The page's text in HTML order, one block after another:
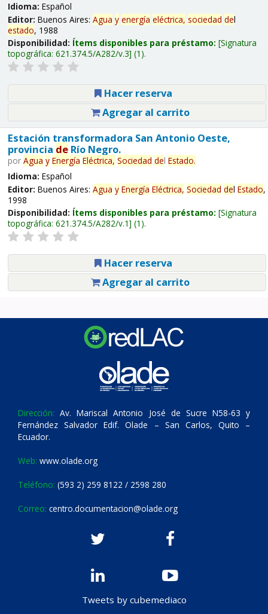
Idioma: Español
Editor: Buenos Aires: Agua y energía eléctrica, sociedad del
estado, 1988
Disponibilidad: Ítems disponibles para préstamo: Signatura
topográfica: 621.374.5/A282/v.3 (1).
Hacer reserva
Agregar al carrito
Estación transformadora San Antonio Oeste,
provincia deRío Negro.
por Agua y Energía Eléctrica, Sociedad del Estado.
Idioma: Español
Editor: Buenos Aires: Agua y Energía Eléctrica, Sociedad del Estado,
1998
Disponibilidad: Ítems disponibles para préstamo: Signatura
topográfica: 621.374.5/A282/v.1 (1).
Hacer reserva
Agregar al carrito
Dirección: Av. Mariscal Antonio José de Sucre N58-63 y
Fernández Salvador Edif. Olade – San Carlos, Quito –
Ecuador.
Web: www.olade.org
Teléfono: (593 2) 259 8122 / 2598 280
Correo: centro.documentacion@olade.org
Tweets by cubemediaco